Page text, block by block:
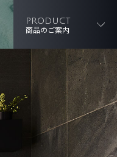
PRODUCT
商品のご案内